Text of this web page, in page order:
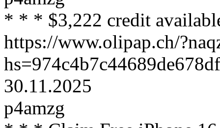
* * * $3,222 credit
https://www.olipap.ch/
30.11.2025
p4amzg